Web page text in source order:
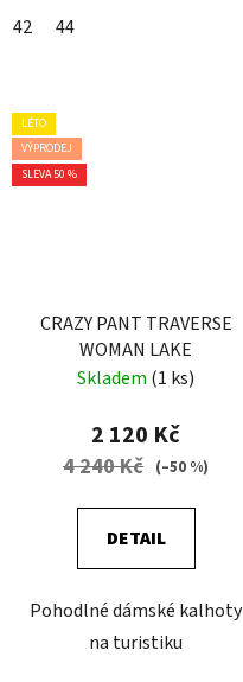
42
44
LÉTO
VÝPRODEJ
SLEVA 50 %
CRAZY PANT TRAVERSE
WOMAN LAKE
Skladem (1 ks)
2 120 Kč
4 240 Kč (–50 %)
DETAIL
Pohodlné dámské kalhoty
na turistiku